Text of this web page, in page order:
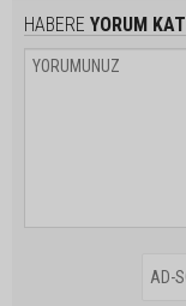
HABERE YORUM KAT